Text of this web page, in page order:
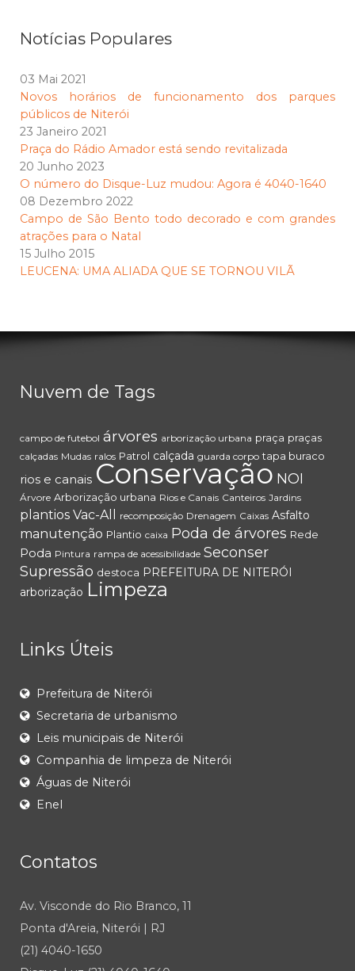
Notícias Populares
03 Mai 2021
Novos horários de funcionamento dos parques
públicos de Niterói
23 Janeiro 2021
Praça do Rádio Amador está sendo revitalizada
20 Junho 2023
O número do Disque-Luz mudou: Agora é 4040-1640
08 Dezembro 2022
Campo de São Bento todo decorado e com grandes
atrações para o Natal
15 Julho 2015
LEUCENA: UMA ALIADA QUE SE TORNOU VILÃ
Nuvem de Tags
campo de futebol árvores arborização urbana praça praças
calçadas Mudas ralos Patrol calçada guarda corpo tapa buraco
rios e canais Conservação NOI
Árvore Arborização urbana Rios e Canais Canteiros Jardins
plantios Vac-All recomposição Drenagem Caixas Asfalto
manutenção Plantio caixa Poda de árvores Rede
Poda Pintura rampa de acessibilidade Seconser
Supressão destoca PREFEITURA DE NITERÓI
arborização Limpeza
Links Úteis
Prefeitura de Niterói
Secretaria de urbanismo
Leis municipais de Niterói
Companhia de limpeza de Niterói
Águas de Niterói
Enel
Contatos
Av. Visconde do Rio Branco, 11
Ponta d'Areia, Niterói | RJ
(21) 4040-1650